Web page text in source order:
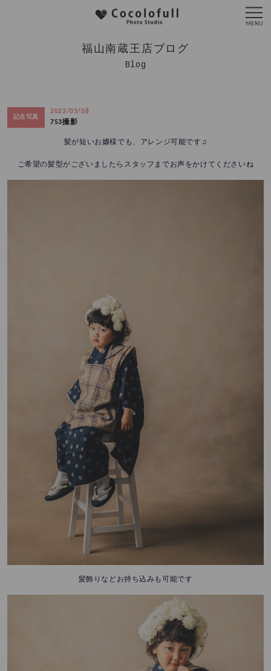
福山南蔵王店ブログ
Blog
記念写真
2023/03/08
753撮影
髪が短いお嬢様でも、アレンジ可能です♫
ご希望の髪型がございましたらスタッフまでお声をかけてくださいね
髪飾りなどお持ち込みも可能です